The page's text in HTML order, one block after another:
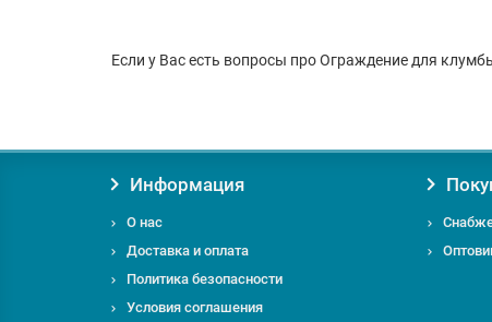
Если у Вас есть вопросы про Ограждение для
Информация
О нас
Доставка и оплата
Политика безопасности
Условия соглашения